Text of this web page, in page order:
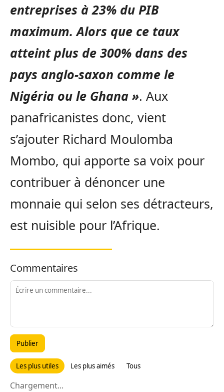
entreprises à 23% du PIB
maximum. Alors que ce taux
atteint plus de 300% dans des
pays anglo-saxon comme le
Nigéria ou le Ghana ». Aux
panafricanistes donc, vient
s’ajouter Richard Moulomba
Mombo, qui apporte sa voix pour
contribuer à dénoncer une
monnaie qui selon ses détracteurs,
est nuisible pour l’Afrique.
Commentaires
Publier
Les plus utiles Les plus aimés Tous
Chargement...